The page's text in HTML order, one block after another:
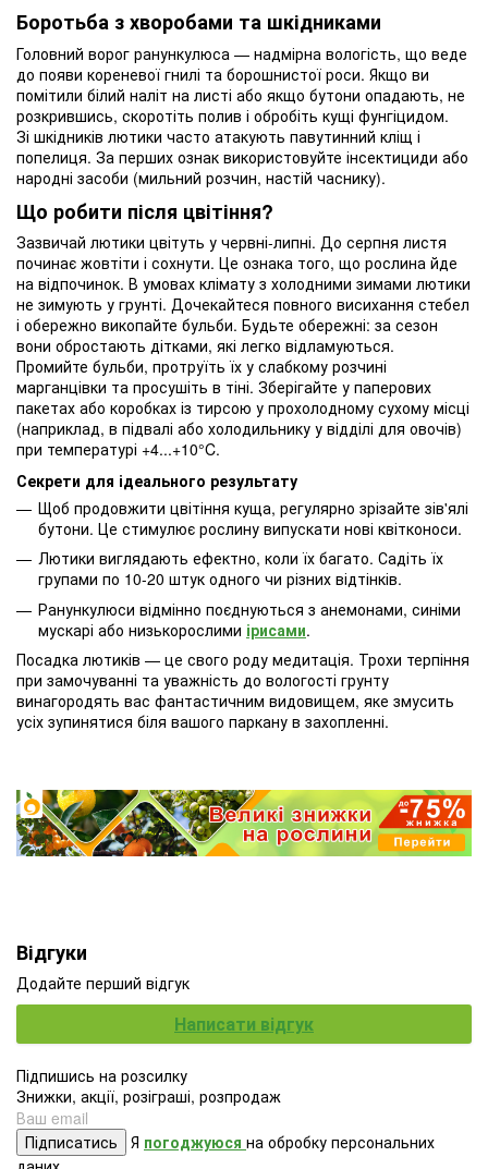
Боротьба з хворобами та шкідниками
Головний ворог ранункулюса — надмірна вологість, що веде
до появи кореневої гнилі та борошнистої роси. Якщо ви
помітили білий наліт на листі або якщо бутони опадають, не
розкрившись, скоротіть полив і обробіть кущі фунгіцидом.
Зі шкідників лютики часто атакують павутинний кліщ і
попелиця. За перших ознак використовуйте інсектициди або
народні засоби (мильний розчин, настій часнику).
Що робити після цвітіння?
Зазвичай лютики цвітуть у червні-липні. До серпня листя
починає жовтіти і сохнути. Це ознака того, що рослина йде
на відпочинок. В умовах клімату з холодними зимами лютики
не зимують у грунті. Дочекайтеся повного висихання стебел
і обережно викопайте бульби. Будьте обережні: за сезон
вони обростають дітками, які легко відламуються.
Промийте бульби, протруїть їх у слабкому розчині
марганцівки та просушіть в тіні. Зберігайте у паперових
пакетах або коробках із тирсою у прохолодному сухому місці
(наприклад, в підвалі або холодильнику у відділі для овочів)
при температурі +4...+10°C.
Секрети для ідеального результату
Щоб продовжити цвітіння куща, регулярно зрізайте зів'ялі
бутони. Це стимулює рослину випускати нові квітконоси.
Лютики виглядають ефектно, коли їх багато. Садіть їх
групами по 10-20 штук одного чи різних відтінків.
Ранункулюси відмінно поєднуються з анемонами, синіми
мускарі або низькорослими ірисами.
Посадка лютиків — це свого роду медитація. Трохи терпіння
при замочуванні та уважність до вологості грунту
винагородять вас фантастичним видовищем, яке змусить
усіх зупинятися біля вашого паркану в захопленні.
Відгуки
Додайте перший відгук
Написати відгук
Підпишись на розсилку
Знижки, акції, розіграші, розпродаж
Підписатись Я погоджуюся на обробку персональних